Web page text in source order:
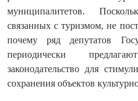
муниципалитетов.
связанных с туризмом, не
почему ряд депутатов
периодически
законодательство для
сохранения объектов